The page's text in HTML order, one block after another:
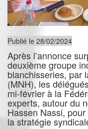
Publié le 28/02/2024
Après l’annonce
deuxième groupe
blanchisseries, par
(MNH), les
mi-février à la
experts, autour du
Hassen Nassi,
la stratégie